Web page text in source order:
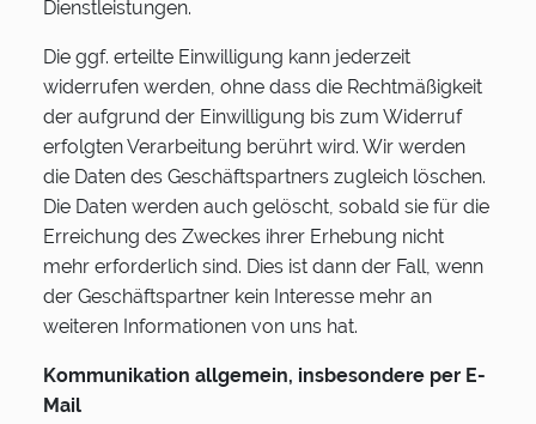
Dienstleistungen.
Die ggf. erteilte Einwilligung kann jederzeit
widerrufen werden, ohne dass die Rechtmäßigkeit
der aufgrund der Einwilligung bis zum Widerruf
erfolgten Verarbeitung berührt wird. Wir werden
die Daten des Geschäftspartners zugleich löschen.
Die Daten werden auch gelöscht, sobald sie für die
Erreichung des Zweckes ihrer Erhebung nicht
mehr erforderlich sind. Dies ist dann der Fall, wenn
der Geschäftspartner kein Interesse mehr an
weiteren Informationen von uns hat.
Kommunikation allgemein, insbesondere per E-
Mail